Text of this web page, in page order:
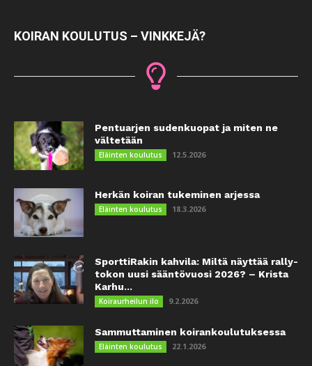
KOIRAN KOULUTUS – VINKKEJÄ?
Pentuarjen sudenkuopat ja miten ne
vältetään
Eläinten koulutus 12.5.2026
Herkän koiran tukeminen arjessa
Eläinten koulutus 18.3.2026
SporttiRakin kahvila: Miltä näyttää rally-
tokon uusi sääntövuosi 2026? – Krista
Karhu...
Koiraurheilun ilo 9.2.2026
Sammuttaminen koirankoulutuksessa
Eläinten koulutus 22.1.2026